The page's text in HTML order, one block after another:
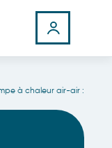
à chaleur air-air :